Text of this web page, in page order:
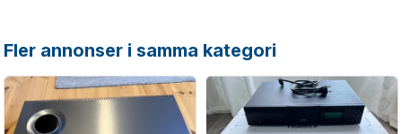
Fler annonser i samma kategori